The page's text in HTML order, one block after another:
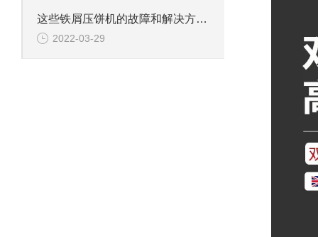
这些铁屑压饼机的故障和解决方法，你一定要了解下
2022-03-29